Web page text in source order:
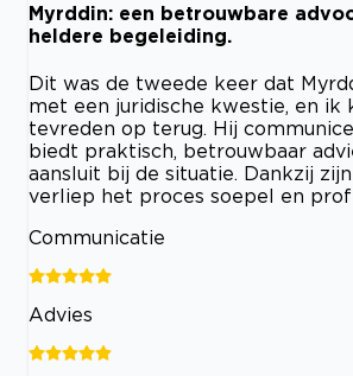
Myrddin: een betrouwbare
heldere begeleiding.
Dit was de tweede keer dat
met een juridische kwestie, en ik
tevreden op terug. Hij
biedt praktisch, betrouwbaar
aansluit bij de situatie. Dankzij
verliep het proces soepel en
Communicatie
Advies